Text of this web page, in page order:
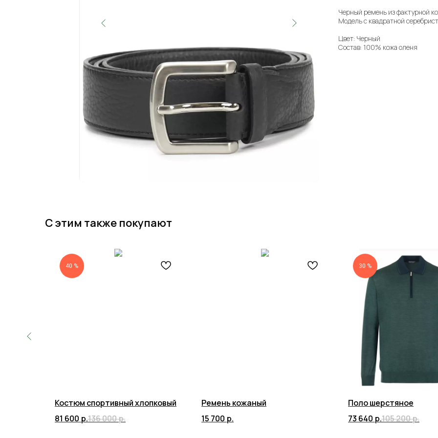
Черный ремень из фактурной
Модель с квадратной
Цвет: Черный
Состав: 100% кожа оленя
С этим также покупают
40 %
Костюм спортивный хлопковый
81 600 р.136 000р.
Ремень кожаный
15 700 р.
30 %
Поло шерстяное
73 640 р.105 200р.